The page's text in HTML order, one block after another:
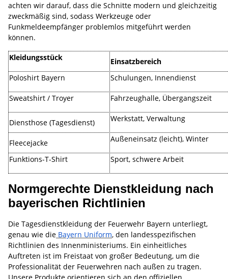
achten wir darauf, dass die Schnitte modern und gleichzeitig
zweckmäßig sind, sodass Werkzeuge oder
Funkmeldeempfänger problemlos mitgeführt werden
können.
Kleidungsstück
Einsatzbereich
Poloshirt Bayern
Schulungen, Innendienst
Sweatshirt / Troyer Fahrzeughalle, Übergangszeit
Diensthose (Tagesdienst) Werkstatt, Verwaltung
Fleecejacke Außeneinsatz (leicht), Winter
Funktions-T-Shirt Sport, schwere Arbeit
Normgerechte Dienstkleidung nach
bayerischen Richtlinien
Die Tagesdienstkleidung der Feuerwehr Bayern unterliegt,
genau wie die Bayern Uniform, den landesspezifischen
Richtlinien des Innenministeriums. Ein einheitliches
Auftreten ist im Freistaat von großer Bedeutung, um die
Professionalität der Feuerwehren nach außen zu tragen.